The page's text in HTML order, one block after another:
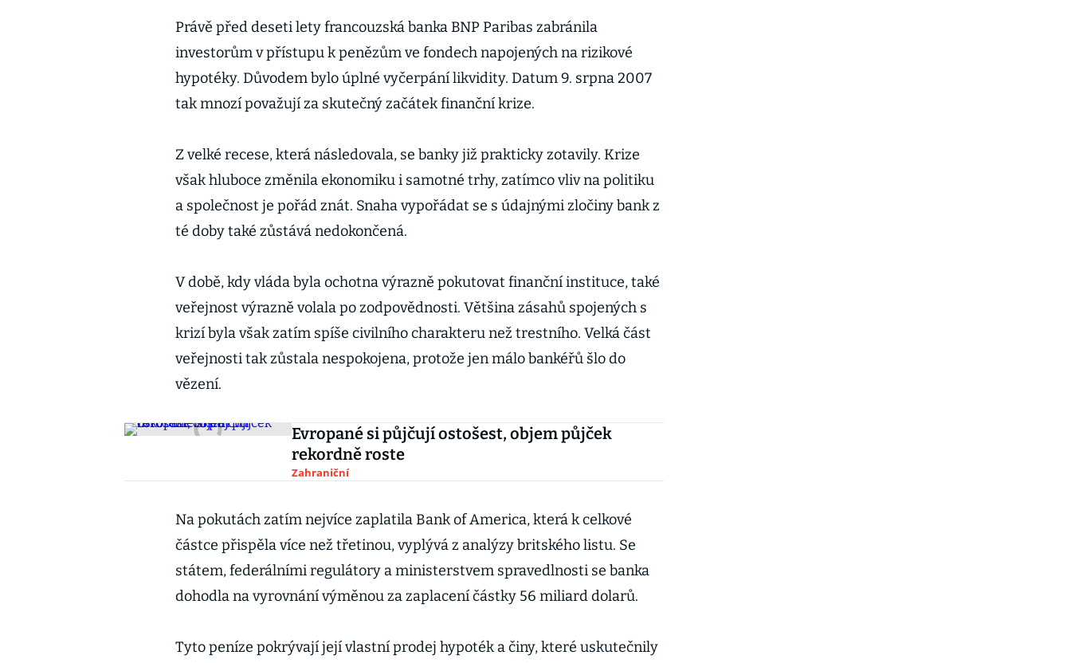
Právě před deseti lety francouzská banka BNP Paribas zabránila
investorům v přístupu k penězům ve fondech napojených na rizikové
hypotéky. Důvodem bylo úplné vyčerpání likvidity. Datum 9. srpna 2007
tak mnozí považují za skutečný začátek finanční krize.
Z velké recese, která následovala, se banky již prakticky zotavily. Krize
však hluboce změnila ekonomiku i samotné trhy, zatímco vliv na politiku
a společnost je pořád znát. Snaha vypořádat se s údajnými zločiny bank z
té doby také zůstává nedokončená.
V době, kdy vláda byla ochotna výrazně pokutovat finanční instituce, také
veřejnost výrazně volala po zodpovědnosti. Většina zásahů spojených s
krizí byla však zatím spíše civilního charakteru než trestního. Velká část
veřejnosti tak zůstala nespokojena, protože jen málo bankéřů šlo do
vězení.
Evropané si půjčují ostošest, objem půjček
rekordně roste
Zahraniční
Na pokutách zatím nejvíce zaplatila Bank of America, která k celkové
částce přispěla více než třetinou, vyplývá z analýzy britského listu. Se
státem, federálními regulátory a ministerstvem spravedlnosti se banka
dohodla na vyrovnání výměnou za zaplacení částky 56 miliard dolarů.
Tyto peníze pokrývají její vlastní prodej hypoték a činy, které uskutečnily